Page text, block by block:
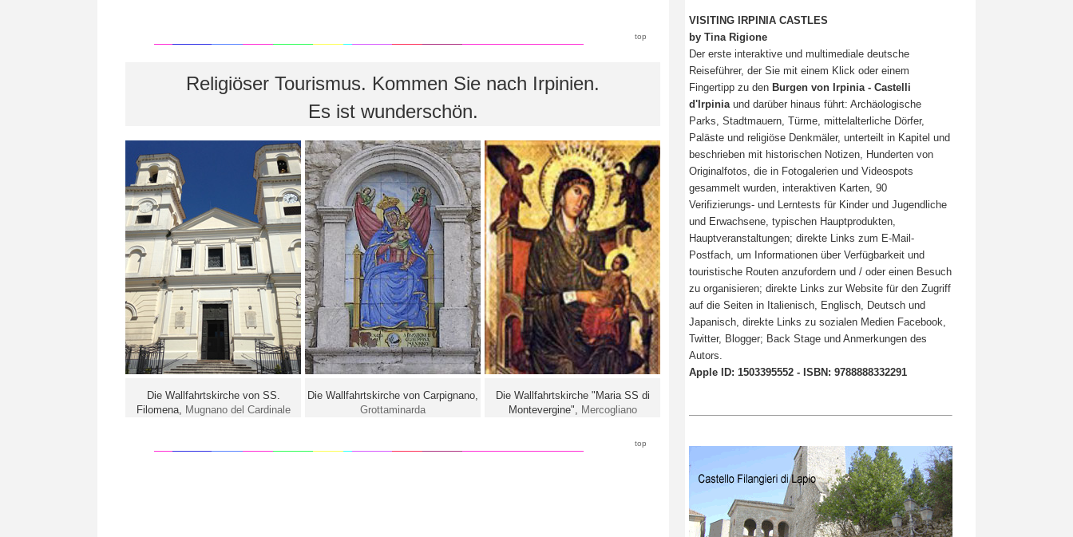
top
Religiöser Tourismus. Kommen Sie nach Irpinien.
Es ist wunderschön.
Die Wallfahrtskirche von SS.
Filomena, Mugnano del Cardinale
Die Wallfahrtskirche von Carpignano,
Grottaminarda
Die Wallfahrtskirche "Maria SS di
Montevergine", Mercogliano
top
VISITING IRPINIA CASTLES
by Tina Rigione
Der erste interaktive und multimediale deutsche
Reiseführer, der Sie mit einem Klick oder einem
Fingertipp zu den Burgen von Irpinia - Castelli
d'Irpiniaund darüber hinaus führt: Archäologische
Parks, Stadtmauern, Türme, mittelalterliche Dörfer,
Paläste und religiöse Denkmäler, unterteilt in Kapitel und
beschrieben mit historischen Notizen, Hunderten von
Originalfotos, die in Fotogalerien und Videospots
gesammelt wurden, interaktiven Karten, 90
Verifizierungs- und Lerntests für Kinder und Jugendliche
und Erwachsene, typischen Hauptprodukten,
Hauptveranstaltungen; direkte Links zum E-Mail-
Postfach, um Informationen über Verfügbarkeit und
touristische Routen anzufordern und / oder einen Besuch
zu organisieren; direkte Links zur Website für den Zugriff
auf die Seiten in Italienisch, Englisch, Deutsch und
Japanisch, direkte Links zu sozialen Medien Facebook,
Twitter, Blogger; Back Stage und Anmerkungen des
Autors.
Apple ID: 1503395552 - ISBN: 9788888332291